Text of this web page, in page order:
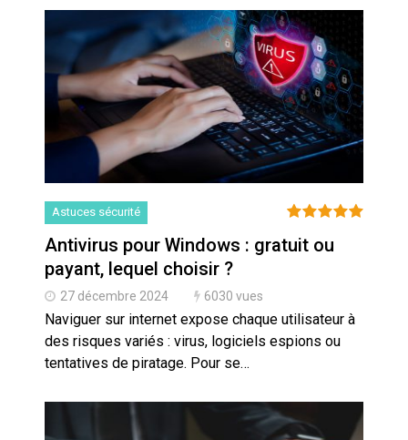
Astuces sécurité
Antivirus pour Windows : gratuit ou
payant, lequel choisir ?
27 décembre 2024 6030 vues
Naviguer sur internet expose chaque utilisateur à
des risques variés : virus, logiciels espions ou
tentatives de piratage. Pour se…